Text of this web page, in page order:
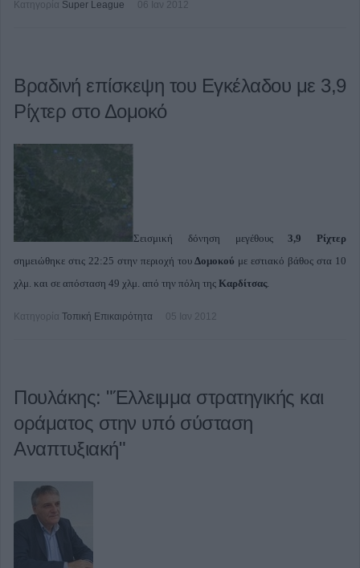
Κατηγορία Super League 06 Ιαν 2012
Βραδινή επίσκεψη του Εγκέλαδου με 3,9
Ρίχτερ στο Δομοκό
Σεισμική δόνηση μεγέθους3,9 Ρίχτερ
σημειώθηκε στις 22:25 στην περιοχή τουΔομοκού με εστιακό βάθος στα 10
χλμ. και σε απόσταση 49 χλμ. από την πόλη της Καρδίτσας.
Κατηγορία Τοπική Επικαιρότητα 05 Ιαν 2012
Πουλάκης: "Έλλειμμα στρατηγικής και
οράματος στην υπό σύσταση
Αναπτυξιακή"